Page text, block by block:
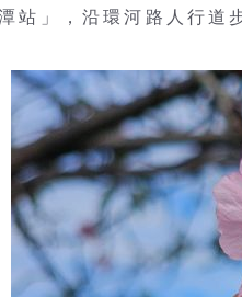
站」，沿環河路人行道